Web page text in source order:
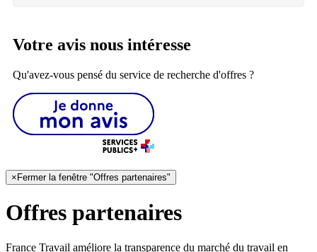
Votre avis nous intéresse
Qu'avez-vous pensé du service de recherche d'offres ?
× Fermer la fenêtre "Offres partenaires"
Offres partenaires
France Travail améliore la transparence du marché du travail en